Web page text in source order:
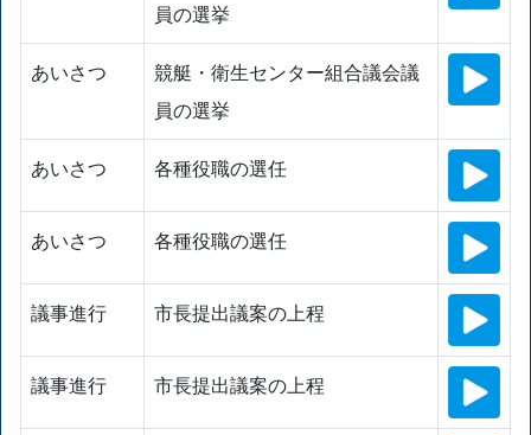
員の選挙
あいさつ
競艇・衛生センター組合議会議
員の選挙
あいさつ 各種役職の選任
あいさつ 各種役職の選任
議事進行 市長提出議案の上程
議事進行 市長提出議案の上程